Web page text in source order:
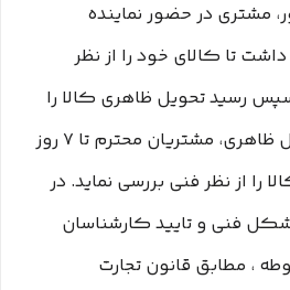
مشتری در حضور نماینده
تا کالای خود را از نظر
رسید تحویل ظاهری کالا را
امضاء نماید؛ پس از تحویل ظاهری، مشتریان محترم تا ۷ روز
را از نظر فنی بررسی نماید. در
فنی و تایید کارشناسان
، مطابق قانون تجارت